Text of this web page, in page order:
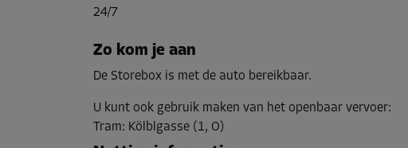
L:
Unit 37
Oppervlak: 3,2 m²
Inhoud: 9,3 m³
24/7
Zo kom je aan
De Storebox is met de auto bereikbaar.
U kunt ook gebruik maken van het openbaar vervoer:
Tram: Kölblgasse (1, O)